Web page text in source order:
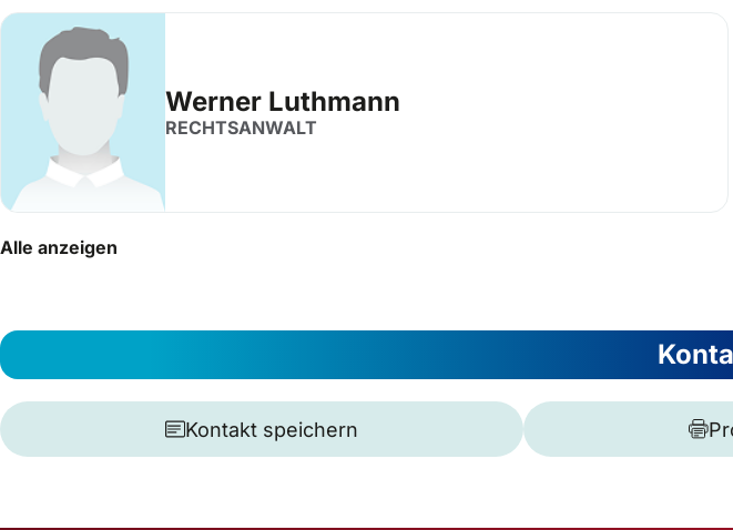
Werner Luthmann
RECHTSANWALT
Alle anzeigen
Kontakt speichern